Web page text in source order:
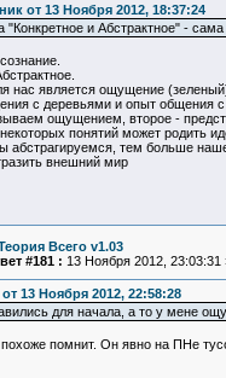
от 13 Ноября 2012, 18:37:24
"Конкретное и Абстрактное" - сама
нас является ощущение
с деревьями и опыт общения с
ощущением, второе -
понятий может родить
тем больше
внешний мир
Всего v1.03
#181 : 13 Ноября 2012, 23:03:31
от 13 Ноября 2012, 22:58:28
для начала, а то у мене
похоже помнит. Он явно на ПНе